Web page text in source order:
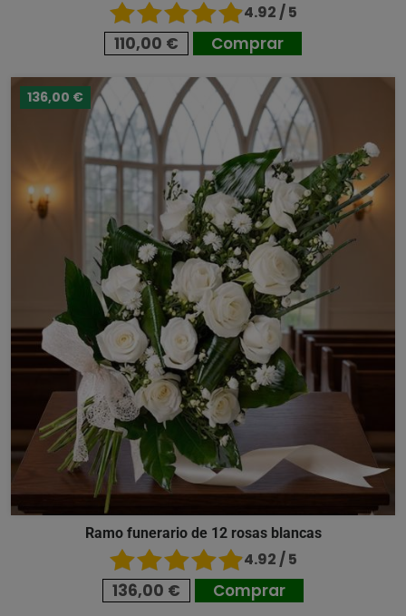
4.92 / 5
110,00 € Comprar
136,00 €
Ramo funerario de 12 rosas blancas
4.92 / 5
136,00 € Comprar